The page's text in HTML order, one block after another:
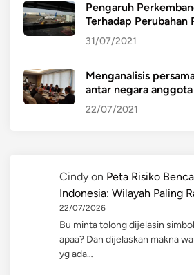
Pengaruh
Terhadap Perubahan
31/07/2021
Menganalisis
antar negara anggota
22/07/2021
Cindy on Peta Risiko
Indonesia: Wilayah Paling
22/07/2026
Bu minta tolong dijelasin
apaa? Dan dijelaskan makna
yg ada…